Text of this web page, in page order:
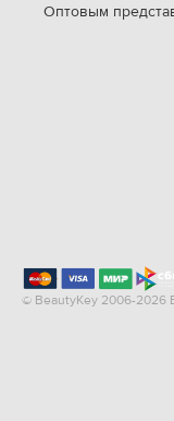
Оптовым
© BeautyKey 2006-2026